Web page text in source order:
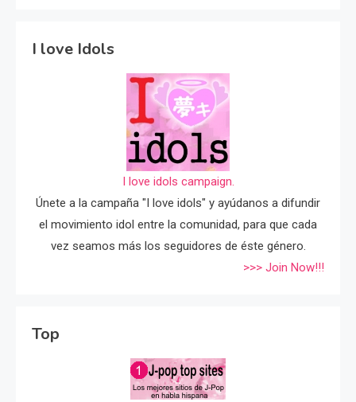
I love Idols
I love idols campaign.
Únete a la campaña "I love idols" y ayúdanos a difundir
el movimiento idol entre la comunidad, para que cada
vez seamos más los seguidores de éste género.
>>> Join Now!!!
Top